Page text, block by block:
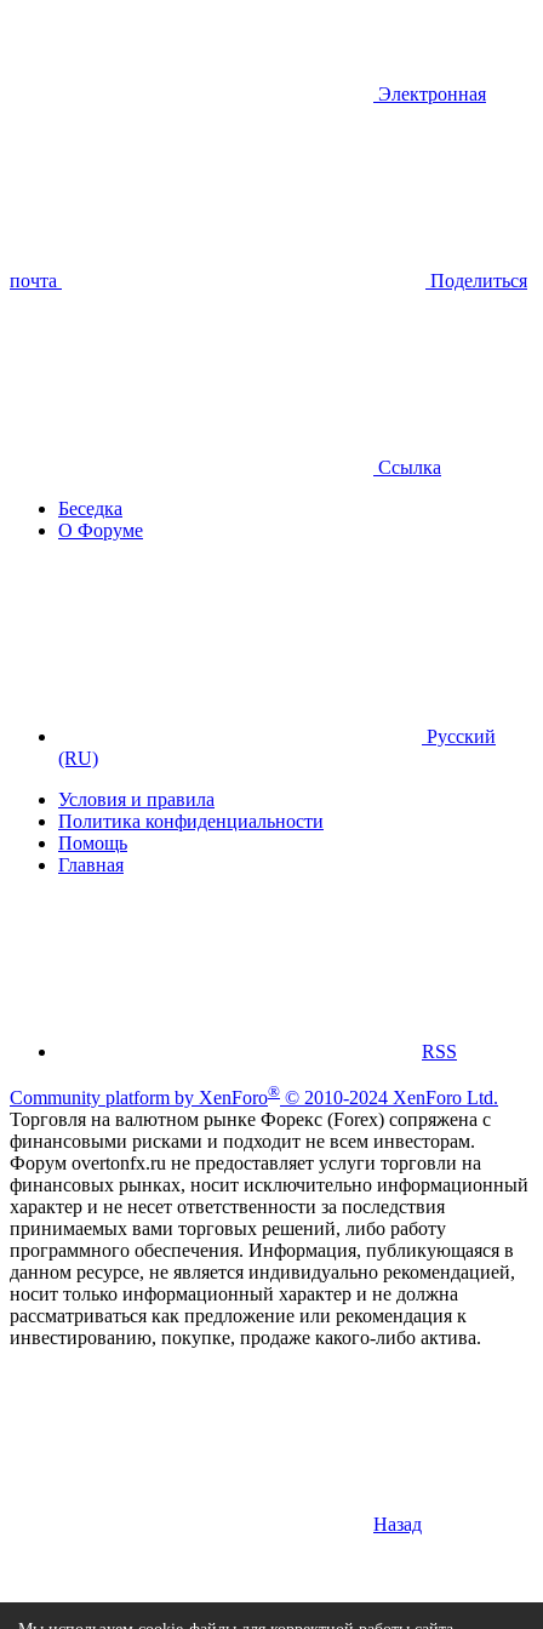
Электронная
почта Поделиться
Ссылка
Беседка
О Форуме
Русский
(RU)
Условия и правила
Политика конфиденциальности
Помощь
Главная
RSS
Community platform by XenForo® © 2010-2024 XenForo Ltd.
Торговля на валютном рынке Форекс (Forex) сопряжена с
финансовыми рисками и подходит не всем инвесторам.
Форум overtonfx.ru не предоставляет услуги торговли на
финансовых рынках, носит исключительно информационный
характер и не несет ответственности за последствия
принимаемых вами торговых решений, либо работу
программного обеспечения. Информация, публикующаяся в
данном ресурсе, не является индивидуально рекомендацией,
носит только информационный характер и не должна
рассматриваться как предложение или рекомендация к
инвестированию, покупке, продаже какого-либо актива.
Назад